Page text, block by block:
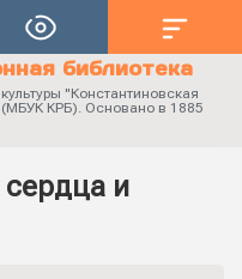
библиотека
"Константиновская
КРБ). Основано в 1885
и